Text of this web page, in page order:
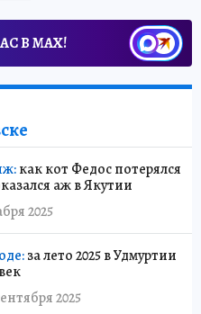
В МАХ!
как кот Федос потерялся
аж в Якутии
2025
за лето 2025 в Удмуртии
2025